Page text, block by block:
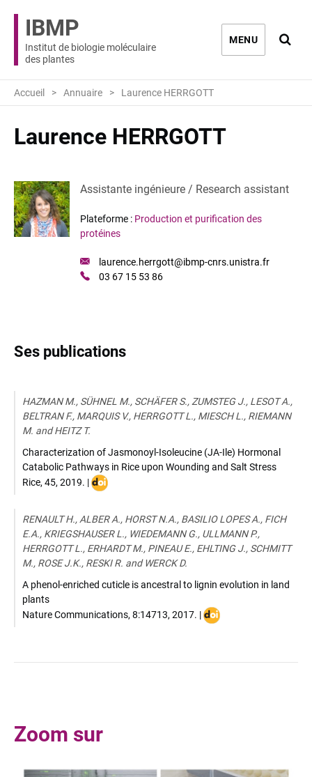
IBMP
Institut de biologie moléculaire
des plantes
MENU
Accueil Annuaire Laurence HERRGOTT
Laurence HERRGOTT
Assistante ingénieure / Research assistant
Plateforme : Production et purification des
protéines
Email
laurence.herrgott@ibmp-cnrs.unistra.fr
Téléphone
03 67 15 53 86
Ses publications
HAZMAN M., SÜHNEL M., SCHÄFER S., ZUMSTEG J., LESOT A.,
BELTRAN F., MARQUIS V., HERRGOTT L., MIESCH L., RIEMANN
M. and HEITZ T.
Characterization of Jasmonoyl-Isoleucine (JA-Ile) Hormonal
Catabolic Pathways in Rice upon Wounding and Salt Stress
Rice, 45, 2019. |DOI
019-
0303-
0
RENAULT H., ALBER A., HORST N.A., BASILIO LOPES A., FICH
E.A., KRIEGSHAUSER L., WIEDEMANN G., ULLMANN P.,
HERRGOTT L., ERHARDT M., PINEAU E., EHLTING J., SCHMITT
M., ROSE J.K., RESKI R. and WERCK D.
A phenol-enriched cuticle is ancestral to lignin evolution in land
plants
Nature Communications, 8:14713, 2017. |DOI
Zoom sur